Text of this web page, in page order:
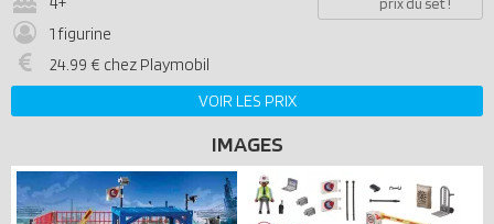
1 figurine
24.99 € chez Playmobil
VOIR LES PRIX
IMAGES